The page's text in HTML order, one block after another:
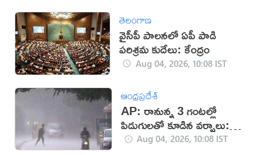
తెలంగాణ
వైసీపీ పాలనలో ఏపీ పాడి
పరిశ్రమ కుదేలు: కేంద్రం
Aug 04, 2026, 10:08 IST
ఆంధ్రప్రదేశ్
AP: రానున్న 3 గంటల్లో
పిడుగులతో కూడిన వర్షాలు:
వాతావరణ శాఖ
Aug 04, 2026, 10:08 IST